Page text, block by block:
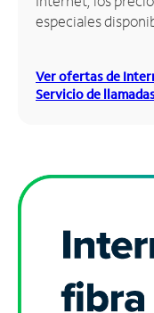
tienda
especiales
Ver ofertas de
Servicio de